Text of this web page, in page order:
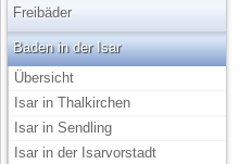
Freibäder
Baden in der Isar
Übersicht
Isar in Thalkirchen
Isar in Sendling
Isar in der Isarvorstadt